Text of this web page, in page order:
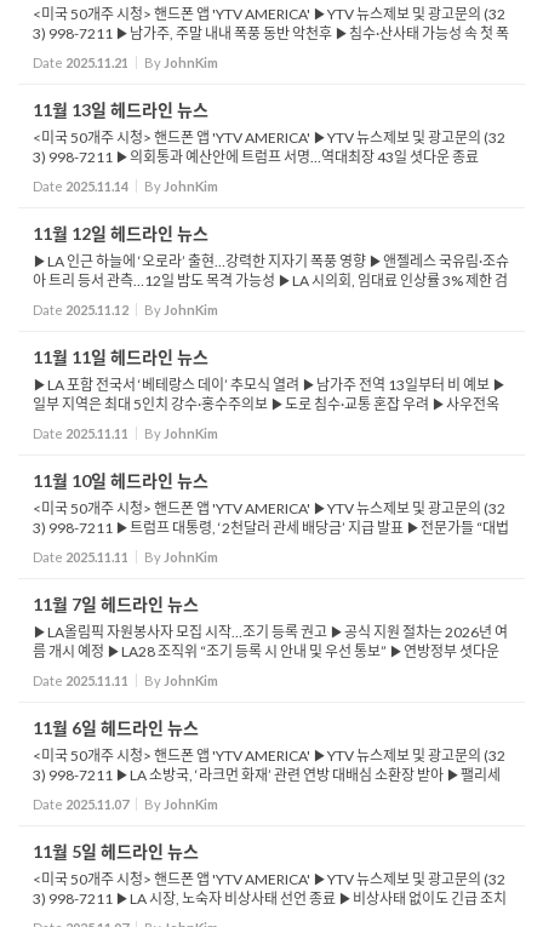
<미국 50개주 시청> 핸드폰 앱 'YTV AMERICA' ▶YTV 뉴스제보 및 광고문의 (32
3) 998-7211 ▶남가주, 주말 내내 폭풍 동반 악천후 ▶침수·산사태 가능성 속 첫 폭
풍 상륙 ▶법무부, 캘리포니아 새 하원 선거구 놓고 소송…인종 게리맨더링 ...
Date 2025.11.21 By JohnKim
11월 13일 헤드라인 뉴스
<미국 50개주 시청> 핸드폰 앱 'YTV AMERICA' ▶YTV 뉴스제보 및 광고문의 (32
3) 998-7211 ▶의회통과 예산안에 트럼프 서명…역대최장 43일 셧다운 종료
▶'오바마 케어' 보조금 이견으로 10월1일 시작해 최장 기록 세워 ▶연방 판사 &ls
q...
Date 2025.11.14 By JohnKim
11월 12일 헤드라인 뉴스
▶LA 인근 하늘에 ‘오로라’ 출현…강력한 지자기 폭풍 영향 ▶앤젤레스 국유림·조슈
아 트리 등서 관측…12일 밤도 목격 가능성 ▶LA 시의회, 임대료 인상률 3% 제한 검
토 ▶연간 인상률 3% 또는 물가지수의 60% 중 낮은 수치 적용 ...
Date 2025.11.12 By JohnKim
11월 11일 헤드라인 뉴스
▶LA 포함 전국서 ‘베테랑스 데이’ 추모식 열려 ▶남가주 전역 13일부터 비 예보 ▶
일부 지역은 최대 5인치 강수·홍수주의보 ▶도로 침수·교통 혼잡 우려 ▶사우전옥
스서 미니밴 훔친 여성 4개 카운티 지나 멕시코로 탈출 ▶국경 도주형 ...
Date 2025.11.11 By JohnKim
11월 10일 헤드라인 뉴스
<미국 50개주 시청> 핸드폰 앱 'YTV AMERICA' ▶YTV 뉴스제보 및 광고문의 (32
3) 998-7211 ▶트럼프 대통령, ‘2천달러 관세 배당금’ 지급 발표 ▶전문가들 “대법
원 판결 앞둔 여론전용 전략” 해석 ▶행정부, 50년 모기지 도입 추...
Date 2025.11.11 By JohnKim
11월 7일 헤드라인 뉴스
▶LA올림픽 자원봉사자 모집 시작…조기 등록 권고 ▶공식 지원 절차는 2026년 여
름 개시 예정 ▶LA28 조직위 “조기 등록 시 안내 및 우선 통보” ▶연방정부 셧다운
에 SBA 대출 중단…중소기업 비상 ▶신규·기존 스몰비즈니스 대출 ...
Date 2025.11.11 By JohnKim
11월 6일 헤드라인 뉴스
<미국 50개주 시청> 핸드폰 앱 'YTV AMERICA' ▶YTV 뉴스제보 및 광고문의 (32
3) 998-7211 ▶LA 소방국, ‘라크먼 화재’ 관련 연방 대배심 소환장 받아 ▶팰리세
이즈 산불 전 발생한 화재의 재점화 원인과 대응 과정 조사 ▶미 행정부, 무료 ...
Date 2025.11.07 By JohnKim
11월 5일 헤드라인 뉴스
<미국 50개주 시청> 핸드폰 앱 'YTV AMERICA' ▶YTV 뉴스제보 및 광고문의 (32
3) 998-7211 ▶LA 시장, 노숙자 비상사태 선언 종료 ▶비상사태 없이도 긴급 조치
가능 ▶YMCA(LA), SNAP 혜택 상실 주민들에게 식량 지원 ▶Feed LA 식량 배급